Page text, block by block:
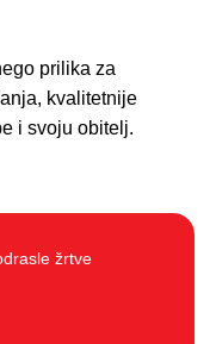
prilika za
kvalitetnije
i svoju obitelj.
žrtve